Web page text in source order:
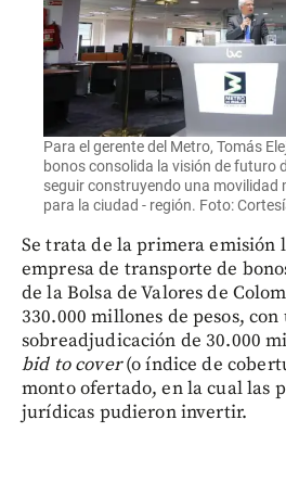
Para el gerente del Metro, Tomás
bonos consolida la visión de futuro
seguir construyendo una movilidad
para la ciudad - región. Foto:
Se trata de la primera emisión
empresa de transporte de
de la Bolsa de Valores de
330.000 millones de pesos, con
sobreadjudicación de 30.000
bid to cover(o índice de
monto ofertado, en la cual las
jurídicas pudieron invertir.